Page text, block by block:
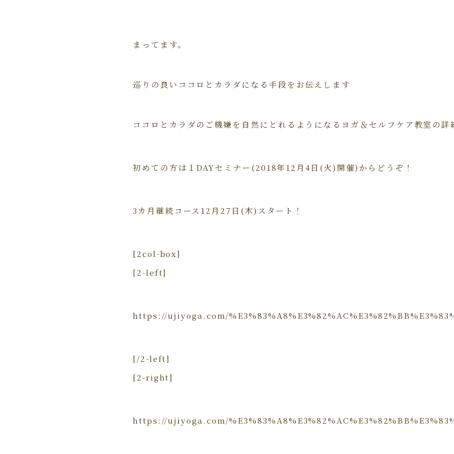
まってます。
巡りの良いココロとカラダになる手段をお伝えします
ココロとカラダのご機嫌を自然にとれるようになるヨガ＆セルフケア教室の詳
初めての方は１DAYセミナー(2018年12月4日(火)開催)からどうぞ！
3カ月継続コース12月27日(木)スタート！
[2col-box]
[2-left]
https://ujiyoga.com/
[/2-left]
[2-right]
https://ujiyoga.com/